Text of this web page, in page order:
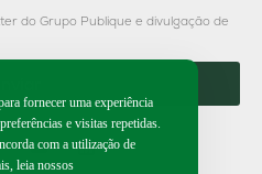
do Grupo Publique e divulgação de
fornecer uma experiência
e visitas repetidas.
com a utilização de
leia nossos